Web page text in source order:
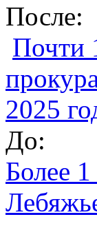
После:
Почти
2025
До:
Более